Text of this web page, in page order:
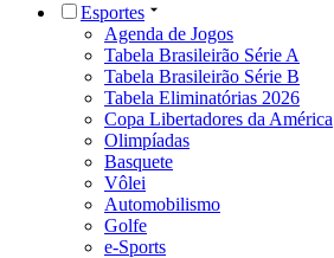
Esportes
Agenda de Jogos
Tabela Brasileirão Série A
Tabela Brasileirão Série B
Tabela Eliminatórias 2026
Copa Libertadores da América
Olimpíadas
Basquete
Vôlei
Automobilismo
Golfe
e-Sports